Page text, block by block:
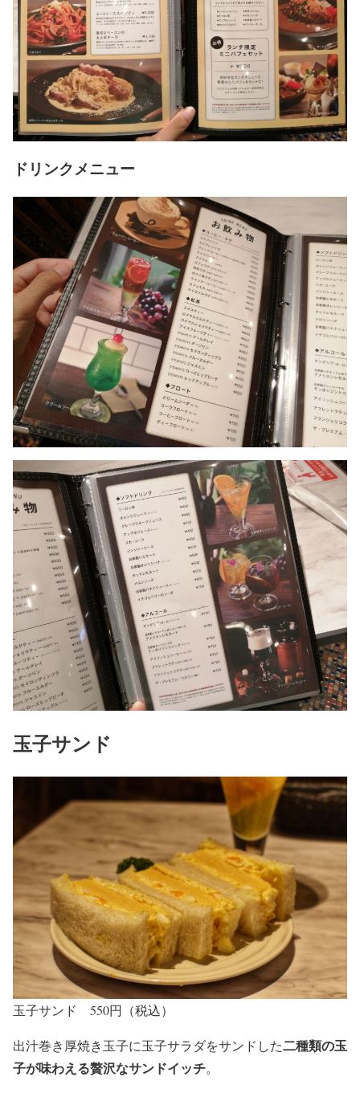
ドリンクメニュー
玉子サンド
玉子サンド 550円（税込）
出汁巻き厚焼き玉子に玉子サラダをサンドした二種類の玉
子が味わえる贅沢なサンドイッチ。